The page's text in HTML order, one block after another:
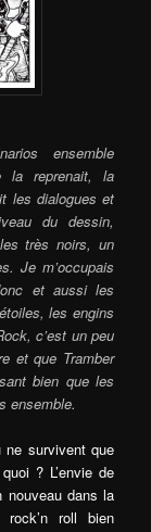
ensemble
la reprenait, la
les dialogues et
du dessin,
très noirs, un
Je m’occupais
et aussi les
les engins
c’est un peu
et que Tramber
bien que les
ensemble.
ne survivent que
? L’envie de
nouveau dans la
roll bien